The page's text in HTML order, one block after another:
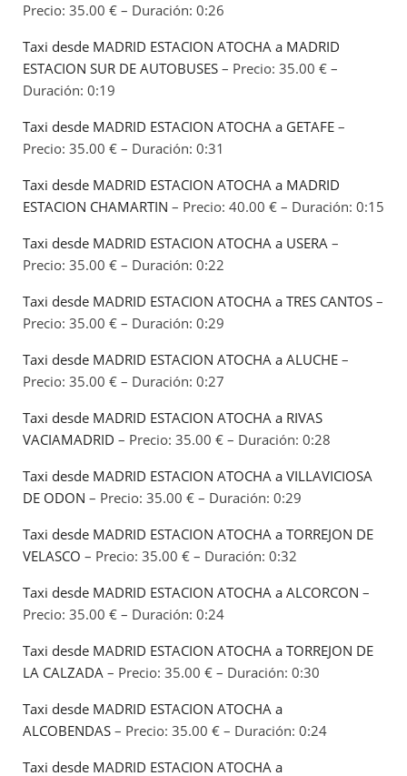
Precio: 35.00 € – Duración: 0:26
Taxi desde MADRID ESTACION ATOCHA a MADRID
ESTACION SUR DE AUTOBUSES – Precio: 35.00 € –
Duración: 0:19
Taxi desde MADRID ESTACION ATOCHA a GETAFE –
Precio: 35.00 € – Duración: 0:31
Taxi desde MADRID ESTACION ATOCHA a MADRID
ESTACION CHAMARTIN – Precio: 40.00 € – Duración: 0:15
Taxi desde MADRID ESTACION ATOCHA a USERA –
Precio: 35.00 € – Duración: 0:22
Taxi desde MADRID ESTACION ATOCHA a TRES CANTOS –
Precio: 35.00 € – Duración: 0:29
Taxi desde MADRID ESTACION ATOCHA a ALUCHE –
Precio: 35.00 € – Duración: 0:27
Taxi desde MADRID ESTACION ATOCHA a RIVAS
VACIAMADRID – Precio: 35.00 € – Duración: 0:28
Taxi desde MADRID ESTACION ATOCHA a VILLAVICIOSA
DE ODON – Precio: 35.00 € – Duración: 0:29
Taxi desde MADRID ESTACION ATOCHA a TORREJON DE
VELASCO – Precio: 35.00 € – Duración: 0:32
Taxi desde MADRID ESTACION ATOCHA a ALCORCON –
Precio: 35.00 € – Duración: 0:24
Taxi desde MADRID ESTACION ATOCHA a TORREJON DE
LA CALZADA – Precio: 35.00 € – Duración: 0:30
Taxi desde MADRID ESTACION ATOCHA a
ALCOBENDAS – Precio: 35.00 € – Duración: 0:24
Taxi desde MADRID ESTACION ATOCHA a